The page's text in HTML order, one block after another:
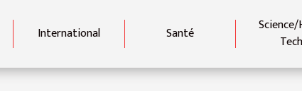
International Santé
Tech